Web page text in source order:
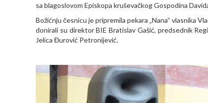
sa blagoslovom Episkopa kruševačkog Gospodina
Božićnju česnicu je pripremila pekara „Nana“ vlasnika
donirali su direktor BIE Bratislav Gašić, predsednik
Jelica Đurović Petronijević.